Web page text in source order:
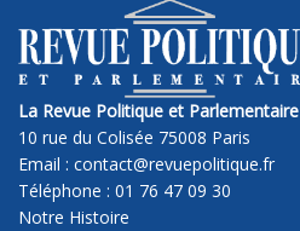
La Revue Politique et Parlementaire
10 rue du Colisée 75008 Paris
Email : contact@revuepolitique.fr
Téléphone : 01 76 47 09 30
Notre Histoire